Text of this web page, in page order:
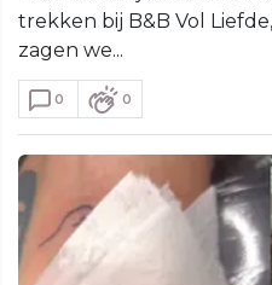
trekken bij B&B Vol
zagen we...
0 0